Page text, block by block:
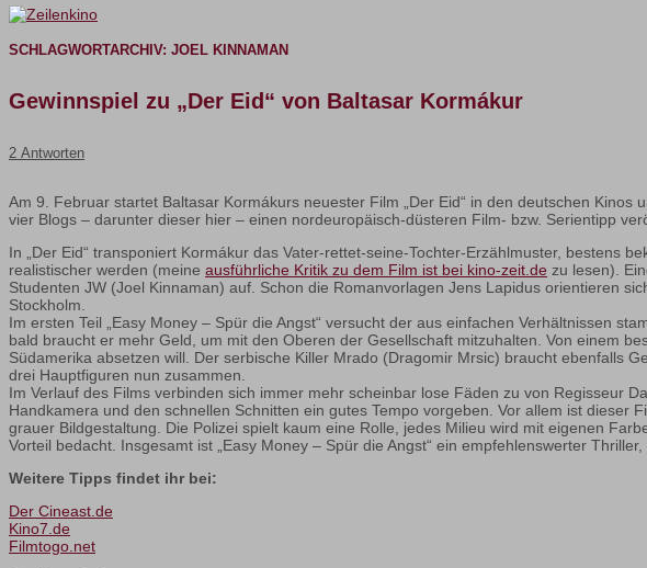
SCHLAGWORTARCHIV: JOEL KINNAMAN
Gewinnspiel zu „Der Eid“ von Baltasar Kormákur
2 Antworten
Am 9. Februar startet Baltasar Kormákurs neuester Film „Der Eid“ in den deutschen
vier Blogs – darunter dieser hier – einen nordeuropäisch-düsteren Film- bzw. Serientipp
In „Der Eid“ transponiert Kormákur das Vater-rettet-seine-Tochter-Erzählmuster, bestens
realistischer werden (meine ausführliche Kritik zu dem Film ist bei kino-zeit.de zu lesen).
Studenten JW (Joel Kinnaman) auf. Schon die Romanvorlagen Jens Lapidus orientieren
Stockholm.
Im ersten Teil „Easy Money – Spür die Angst“ versucht der aus einfachen Verhältnissen
bald braucht er mehr Geld, um mit den Oberen der Gesellschaft mitzuhalten. Von einem
Südamerika absetzen will. Der serbische Killer Mrado (Dragomir Mrsic) braucht ebenfalls
drei Hauptfiguren nun zusammen.
Im Verlauf des Films verbinden sich immer mehr scheinbar lose Fäden zu von Regisseur
Handkamera und den schnellen Schnitten ein gutes Tempo vorgeben. Vor allem ist
grauer Bildgestaltung. Die Polizei spielt kaum eine Rolle, jedes Milieu wird mit eigenen
Vorteil bedacht. Insgesamt ist „Easy Money – Spür die Angst“ ein empfehlenswerter
Weitere Tipps findet ihr bei:
Der Cineast.de
Kino7.de
Filmtogo.net